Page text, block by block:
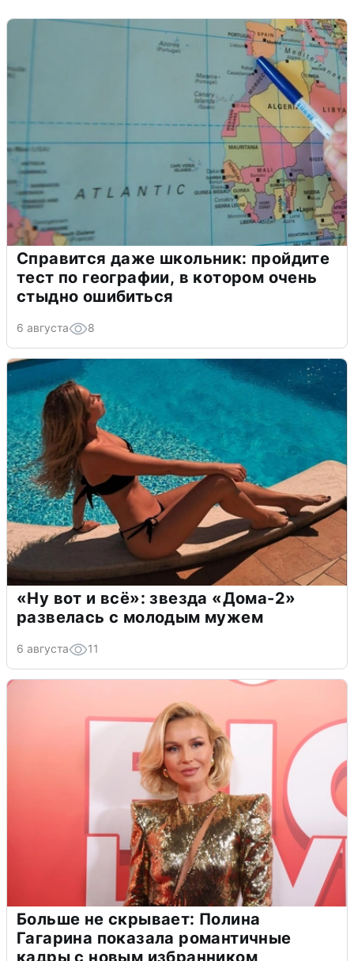
Справится даже школьник: пройдите
тест по географии, в котором очень
стыдно ошибиться
6 августа 8
«Ну вот и всё»: звезда «Дома-2»
развелась с молодым мужем
6 августа 11
Больше не скрывает: Полина
Гагарина показала романтичные